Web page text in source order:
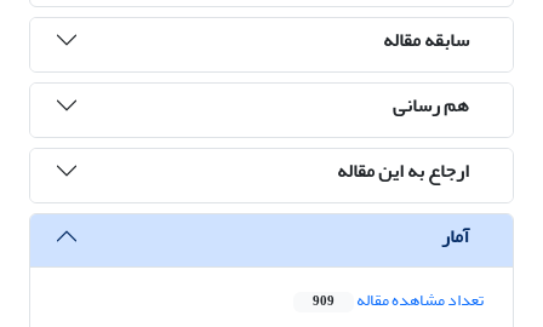
سابقه مقاله
هم رسانی
ارجاع به این مقاله
آمار
تعداد مشاهده مقاله 909